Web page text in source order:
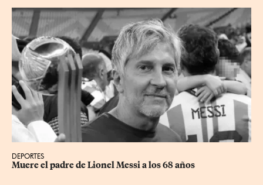
DEPORTES
Muere el padre de Lionel Messi a los 68 años